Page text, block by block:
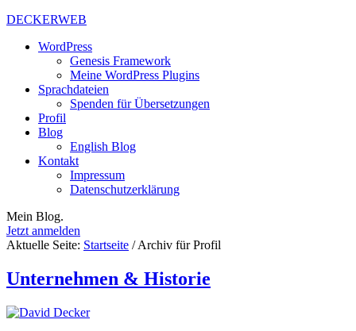
DECKERWEB
WordPress
Genesis Framework
Meine WordPress Plugins
Sprachdateien
Spenden für Übersetzungen
Profil
Blog
English Blog
Kontakt
Impressum
Datenschutzerklärung
Mein Blog.
Jetzt anmelden
Aktuelle Seite: Startseite /Archiv für Profil
Unternehmen & Historie